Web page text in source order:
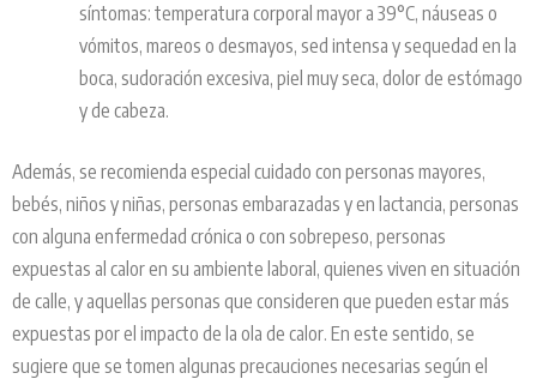
síntomas: temperatura corporal mayor a 39°C, náuseas o
vómitos, mareos o desmayos, sed intensa y sequedad en la
boca, sudoración excesiva, piel muy seca, dolor de estómago
y de cabeza.
Además, se recomienda especial cuidado con personas mayores,
bebés, niños y niñas, personas embarazadas y en lactancia, personas
con alguna enfermedad crónica o con sobrepeso, personas
expuestas al calor en su ambiente laboral, quienes viven en situación
de calle, y aquellas personas que consideren que pueden estar más
expuestas por el impacto de la ola de calor. En este sentido, se
sugiere que se tomen algunas precauciones necesarias según el